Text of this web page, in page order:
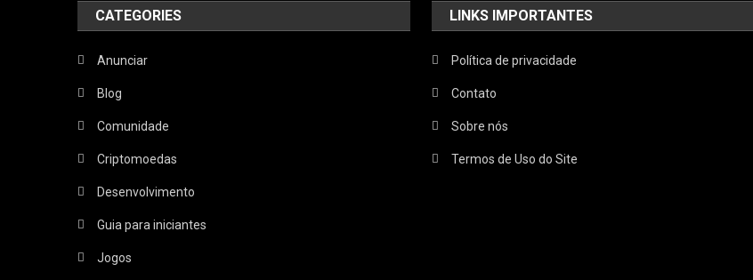
CATEGORIES
Anunciar
Blog
Comunidade
Criptomoedas
Desenvolvimento
Guia para iniciantes
Jogos
LINKS IMPORTANTES
Política de privacidade
Contato
Sobre nós
Termos de Uso do Site